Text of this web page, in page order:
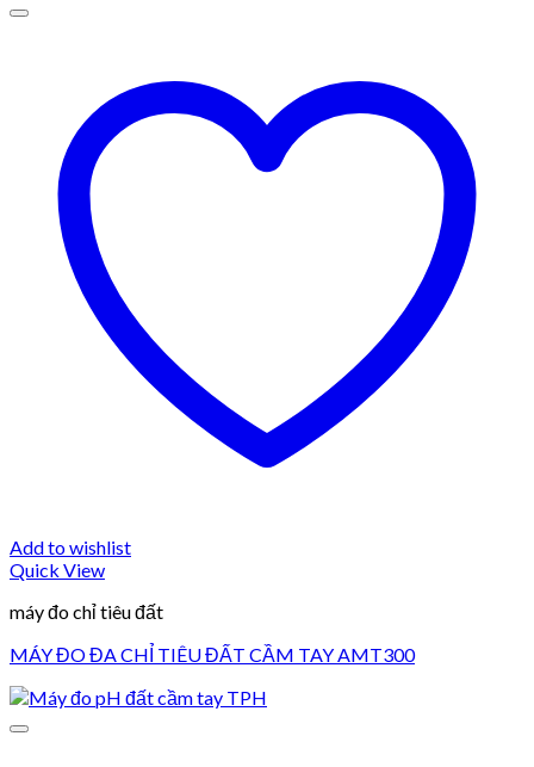
Add to wishlist
Quick View
máy đo chỉ tiêu đất
MÁY ĐO ĐA CHỈ TIÊU ĐẤT CẦM TAY AMT300